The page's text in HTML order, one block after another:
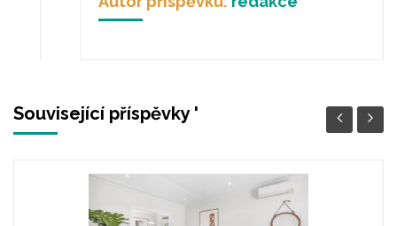
Související příspěvky '